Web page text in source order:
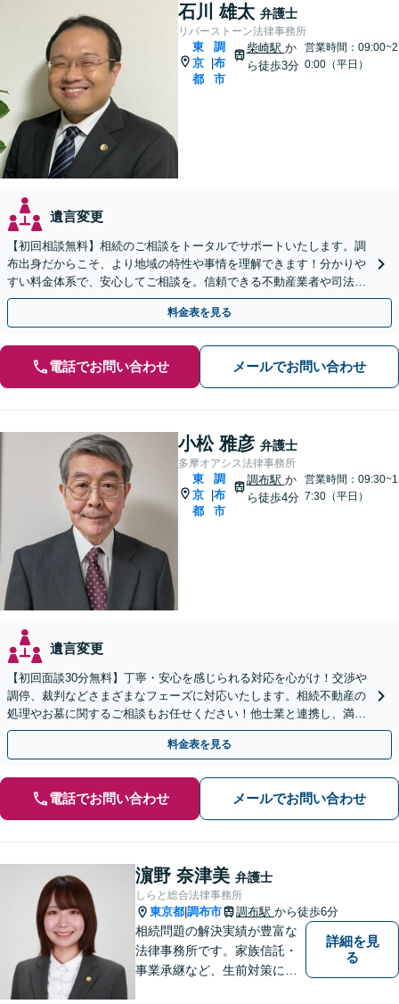
石川 雄太 弁護士
リバーストーン法律事務所
東
京
都
調
布
市
柴崎駅 か
ら徒歩3分
営業時間：09:00~2
0:00（平日）
遺言変更
【初回相談無料】相続のご相談をトータルでサポートいたします。調
布出身だからこそ、より地域の特性や事情を理解できます！分かりや
すい料金体系で、安心してご相談を。信頼できる不動産業者や司法書
士、税理士などもご紹介可【出張相談可】【土日祝対応可】
料金表を見る
電話でお問い合わせ メールでお問い合わせ
小松 雅彦 弁護士
多摩オアシス法律事務所
東
京
都
調
布
市
調布駅 か
ら徒歩4分
営業時間：09:30~1
7:30（平日）
遺言変更
【初回面談30分無料】丁寧・安心を感じられる対応を心がけ！交渉や
調停、裁判などさまざまなフェーズに対応いたします。相続不動産の
処理やお墓に関するご相談もお任せください！他士業と連携し、満足
度の高い相続の実現を目指します【弁護士歴40年以上】
料金表を見る
電話でお問い合わせ メールでお問い合わせ
濵野 奈津美 弁護士
しらと総合法律事務所
東京都 調布市 調布駅 から徒歩6分
相続問題の解決実績が豊富な
法律事務所です。家族信託・
事業承継など、生前対策にも
詳細を見
る